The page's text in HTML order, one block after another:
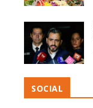
SOCIAL